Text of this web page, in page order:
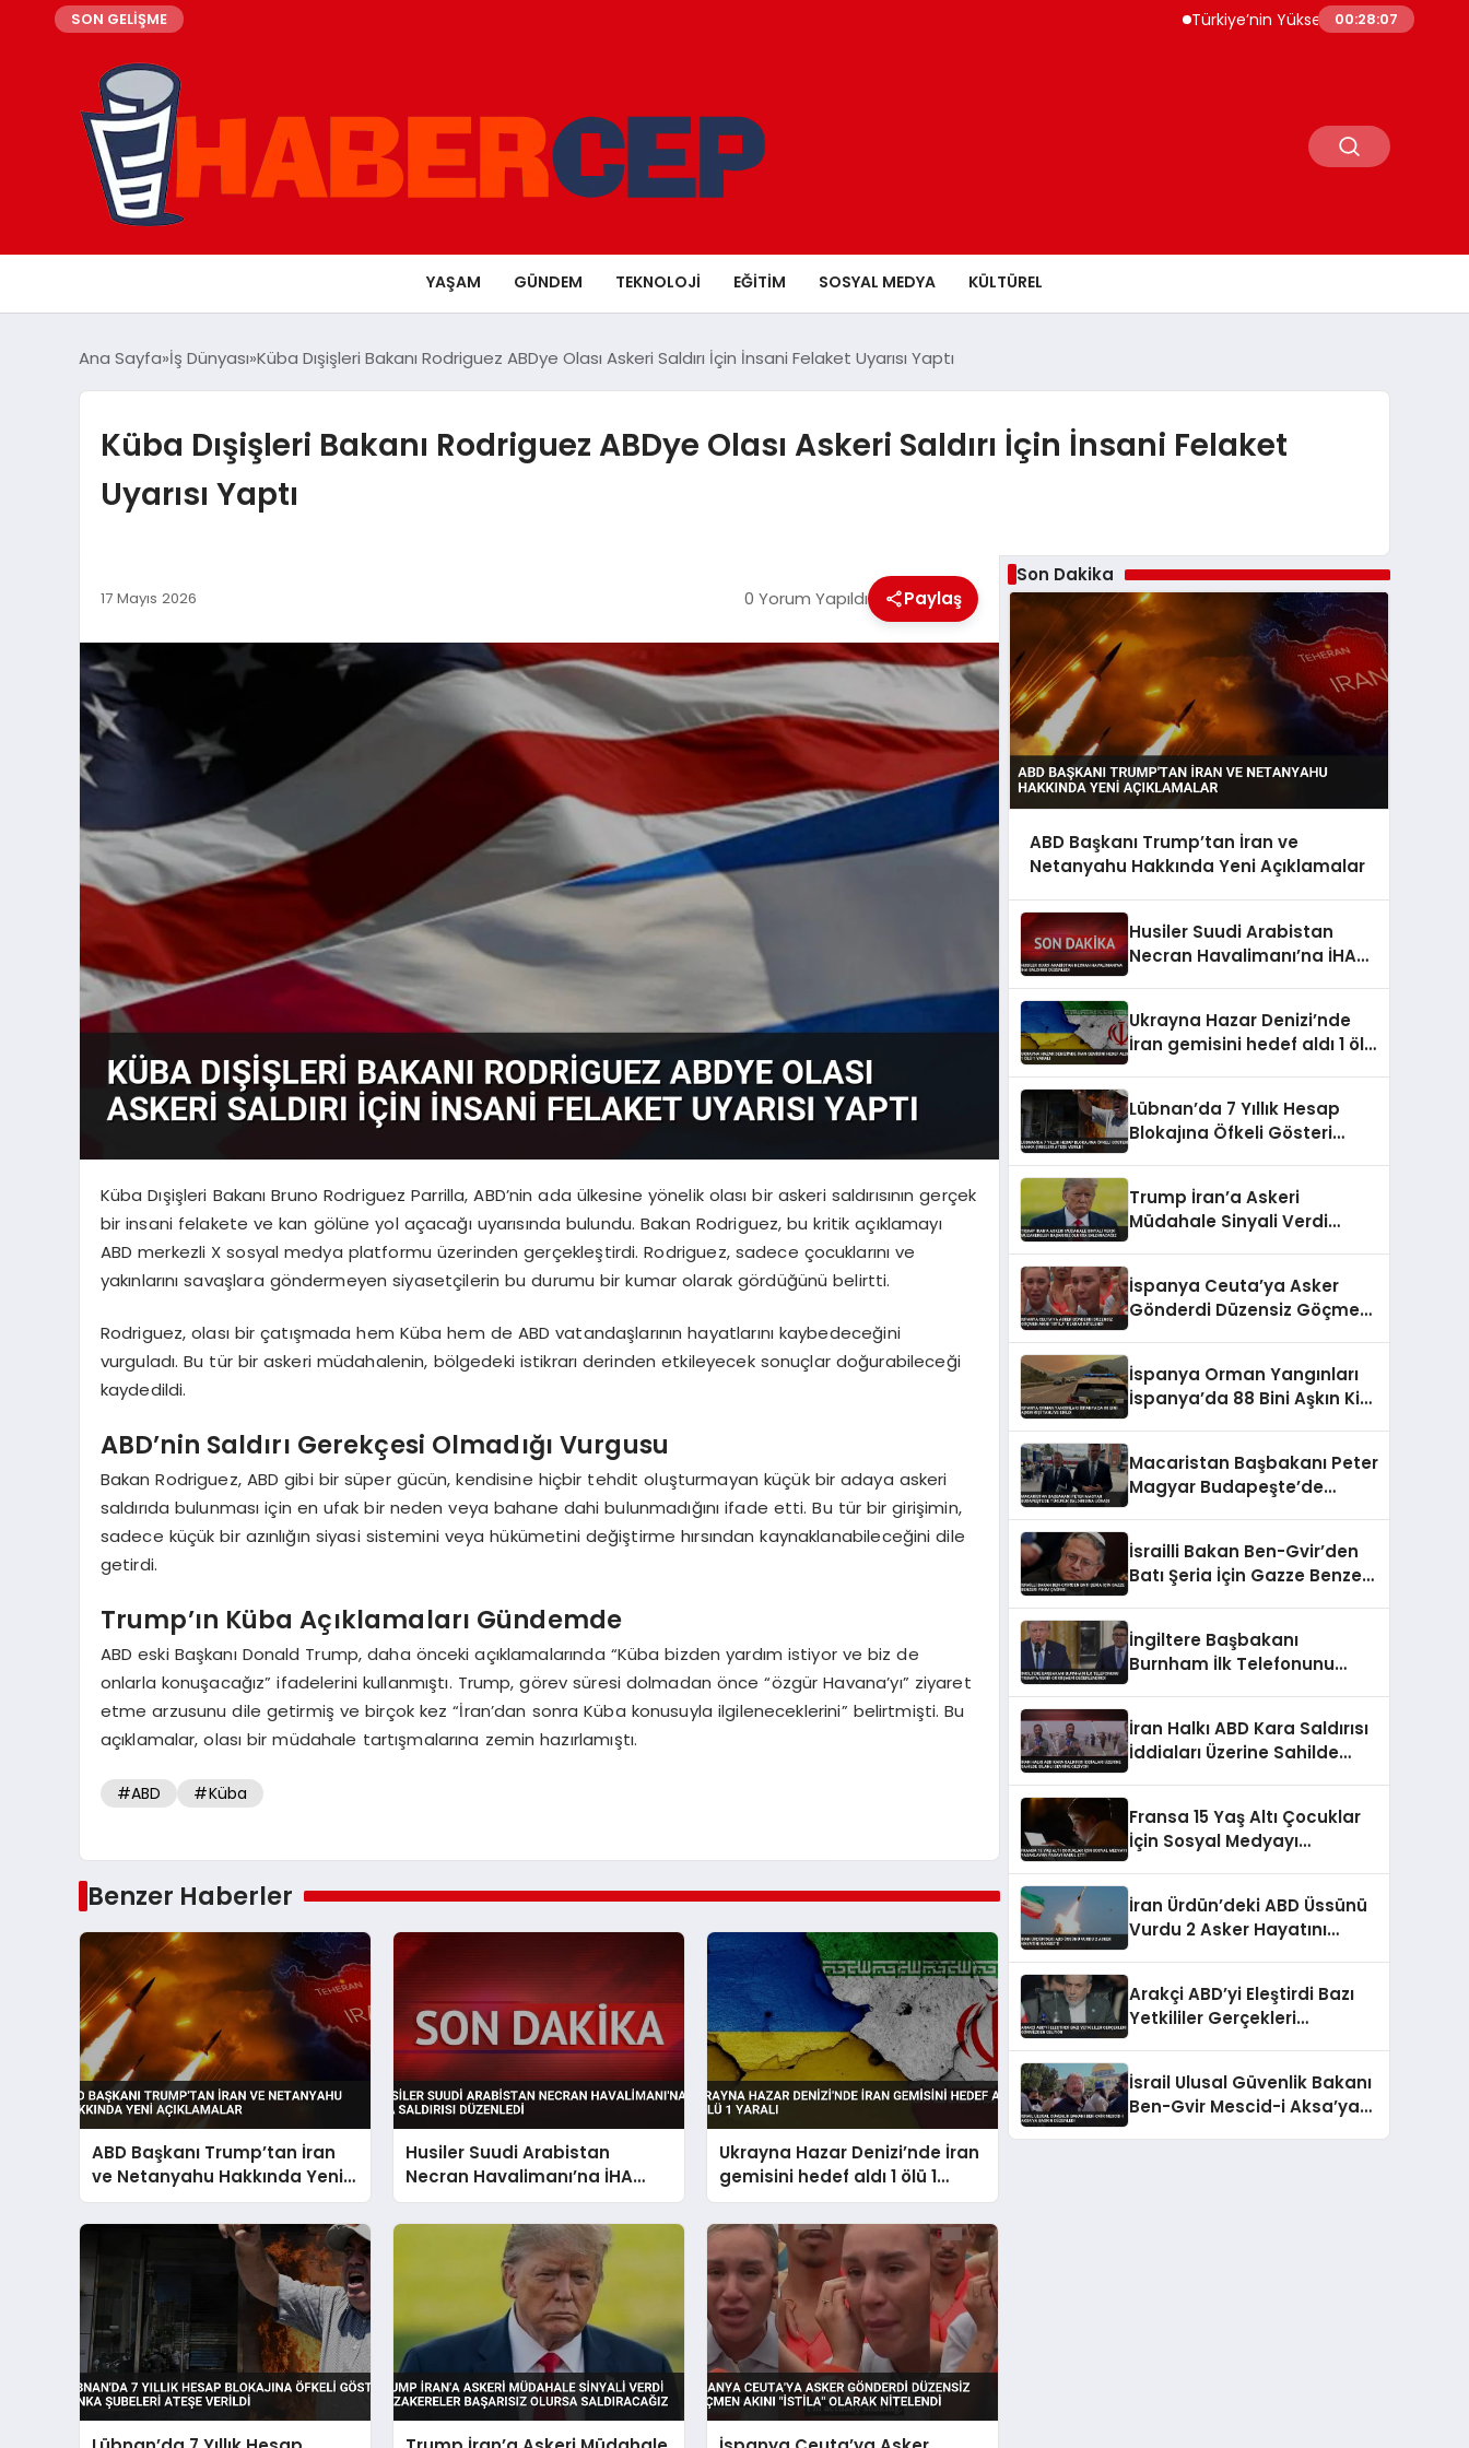
SON GELİŞME Türkiye’nin Yüksek Teknolojili Ürün İhracatı
00:28:08
YAŞAM GÜNDEM TEKNOLOJI EĞITIM SOSYAL MEDYA KÜLTÜREL
Ana Sayfa İş Dünyası Küba Dışişleri Bakanı Rodriguez ABDye Olası Askeri Saldırı İçin İnsani Felaket Uyarısı Yaptı
Küba Dışişleri Bakanı Rodriguez ABDye Olası Askeri Saldırı İçin İnsani Felaket
Uyarısı Yaptı
17 Mayıs 2026 0 Yorum Yapıldı Paylaş
Küba Dışişleri Bakanı Bruno Rodriguez Parrilla, ABD’nin ada ülkesine yönelik olası bir askeri saldırısının gerçek
bir insani felakete ve kan gölüne yol açacağı uyarısında bulundu. Bakan Rodriguez, bu kritik açıklamayı
ABD merkezli X sosyal medya platformu üzerinden gerçekleştirdi. Rodriguez, sadece çocuklarını ve
yakınlarını savaşlara göndermeyen siyasetçilerin bu durumu bir kumar olarak gördüğünü belirtti.
Rodriguez, olası bir çatışmada hem Küba hem de ABD vatandaşlarının hayatlarını kaybedeceğini
vurguladı. Bu tür bir askeri müdahalenin, bölgedeki istikrarı derinden etkileyecek sonuçlar doğurabileceği
kaydedildi.
ABD’nin Saldırı Gerekçesi Olmadığı Vurgusu
Bakan Rodriguez, ABD gibi bir süper gücün, kendisine hiçbir tehdit oluşturmayan küçük bir adaya askeri
saldırıda bulunması için en ufak bir neden veya bahane dahi bulunmadığını ifade etti. Bu tür bir girişimin,
sadece küçük bir azınlığın siyasi sistemini veya hükümetini değiştirme hırsından kaynaklanabileceğini dile
getirdi.
Trump’ın Küba Açıklamaları Gündemde
ABD eski Başkanı Donald Trump, daha önceki açıklamalarında “Küba bizden yardım istiyor ve biz de
onlarla konuşacağız” ifadelerini kullanmıştı. Trump, görev süresi dolmadan önce “özgür Havana’yı” ziyaret
etme arzusunu dile getirmiş ve birçok kez “İran’dan sonra Küba konusuyla ilgileneceklerini” belirtmişti. Bu
açıklamalar, olası bir müdahale tartışmalarına zemin hazırlamıştı.
#ABD #Küba
Benzer Haberler
ABD Başkanı Trump’tan İran
ve Netanyahu Hakkında Yeni
Açıklamalar
Husiler Suudi Arabistan
Necran Havalimanı’na İHA
Saldırısı Düzenledi
Ukrayna Hazar Denizi’nde İran
gemisini hedef aldı 1 ölü 1
yaralı
Son Dakika
ABD Başkanı Trump’tan İran ve
Netanyahu Hakkında Yeni Açıklamalar
Husiler Suudi Arabistan
Necran Havalimanı’na İHA
Ukrayna Hazar Denizi’nde
İran gemisini hedef aldı 1 ölü
Lübnan’da 7 Yıllık Hesap
Blokajına Öfkeli Gösteri
Trump İran’a Askeri
Müdahale Sinyali Verdi
İspanya Ceuta’ya Asker
Gönderdi Düzensiz Göçmen
İspanya Orman Yangınları
İspanya’da 88 Bini Aşkın Kişi
Macaristan Başbakanı Peter
Magyar Budapeşte’de
İsrailli Bakan Ben-Gvir’den
Batı Şeria İçin Gazze Benzeri
İngiltere Başbakanı
Burnham İlk Telefonunu
İran Halkı ABD Kara Saldırısı
İddiaları Üzerine Sahilde
Fransa 15 Yaş Altı Çocuklar
İçin Sosyal Medyayı
İran Ürdün’deki ABD Üssünü
Vurdu 2 Asker Hayatını
Arakçi ABD’yi Eleştirdi Bazı
Yetkililer Gerçekleri
İsrail Ulusal Güvenlik Bakanı
Ben-Gvir Mescid-i Aksa’ya